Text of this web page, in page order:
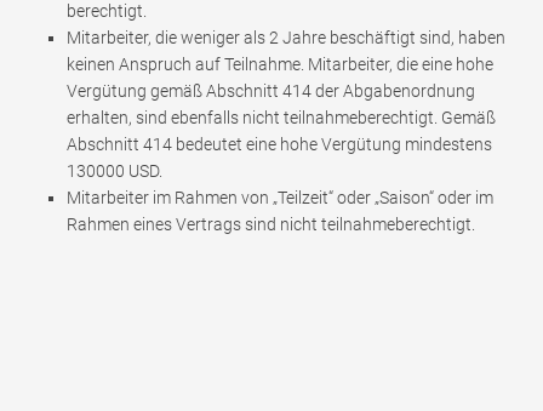
berechtigt.
Mitarbeiter, die weniger als 2 Jahre beschäftigt sind, haben
keinen Anspruch auf Teilnahme. Mitarbeiter, die eine hohe
Vergütung gemäß Abschnitt 414 der Abgabenordnung
erhalten, sind ebenfalls nicht teilnahmeberechtigt. Gemäß
Abschnitt 414 bedeutet eine hohe Vergütung mindestens
130000 USD.
Mitarbeiter im Rahmen von „Teilzeit“ oder „Saison“ oder im
Rahmen eines Vertrags sind nicht teilnahmeberechtigt.